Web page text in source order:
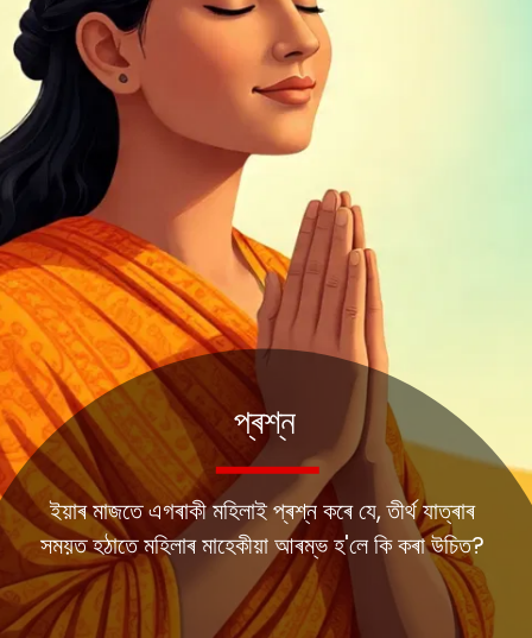
ইয়াৰ মাজতে এগৰাকী মহিলাই প্ৰশ্ন কৰে যে, তীৰ্থ যাত্ৰাৰ
সময়ত হঠাতে মহিলাৰ মাহেকীয়া আৰম্ভ হ'লে কি কৰা উচিত?
প্ৰশ্ন